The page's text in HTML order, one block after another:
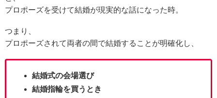
プロポーズを受けて結婚が現実的な話になった時。
つまり、
プロポーズされて両者の間で結婚することが明確化し、
結婚式の会場選び
結婚指輪を買うとき